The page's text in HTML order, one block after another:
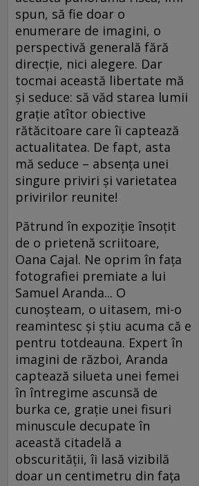
spun, să fie doar o
enumerare de imagini, o
perspectivă generală fără
direcţie, nici alegere. Dar
tocmai această libertate mă
şi seduce: să văd starea lumii
graţie atîtor obiective
rătăcitoare care îi captează
actualitatea. De fapt, asta
mă seduce – absenţa unei
singure priviri şi varietatea
privirilor reunite!
Pătrund în expoziţie însoţit
de o prietenă scriitoare,
Oana Cajal. Ne oprim în faţa
fotografiei premiate a lui
Samuel Aranda... O
cunoşteam, o uitasem, mi-o
reamintesc şi ştiu acuma că e
pentru totdeauna. Expert în
imagini de război, Aranda
captează silueta unei femei
în întregime ascunsă de
burka ce, graţie unei fisuri
minuscule decupate în
această citadelă a
obscurităţii, îi lasă vizibilă
doar un centimetru din faţa